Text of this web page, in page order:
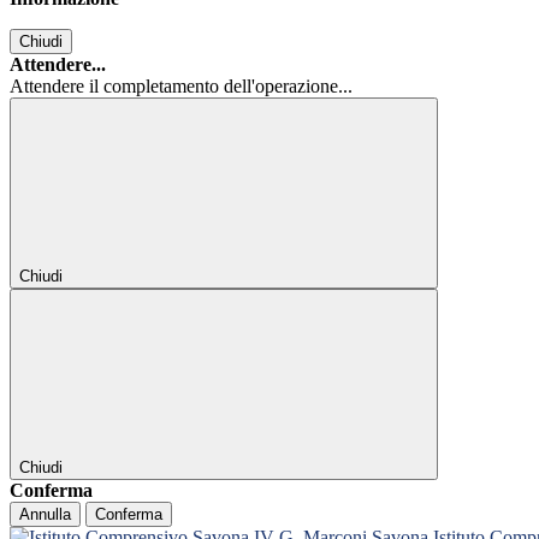
Chiudi
Attendere...
Attendere il completamento dell'operazione...
Chiudi
Chiudi
Conferma
Annulla Conferma